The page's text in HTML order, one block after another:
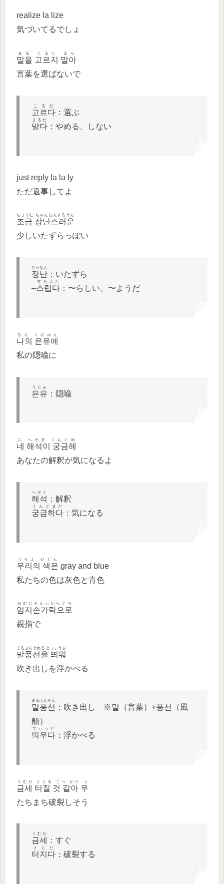
realize la lize
気づいてるでしょ
말을 고르지 말아
まる こるじ まら
言葉を選ばないで
고르다
こるだ
：選ぶ
말다
まるだ
：やめる、しない
just reply la la ly
ただ返事してよ
조금 장난스러운
ちょぐむ ちゃんなんすろうん
少しいたずらっぽい
장난
ちゃなん
：いたずら
–스럽다
すろぷた
：〜らしい、〜ようだ
나의 은유에
なえ うにゅえ
私の隠喩に
은유
うにゅ
：隠喩
네 해석이 궁금해
に へそぎ くんぐめ
あなたの解釈が気になるよ
해석
へそく
：解釈
궁금하다
くんぐまだ
：気になる
우리의 색은
うりえ せぐん
gray and blue
私たちの色は灰色と青色
엄지손가락으로
おむじそんっからぐろ
親指で
말풍선을 띄워
まるぷんそぬる とぅぃうぉ
吹き出しを浮かべる
말풍선
まるぷんそん
：吹き出し ※말（言葉）+풍선（風
船）
띄우다
てぃうだ
：浮かべる
금세 터질 것 같아 우
くむせ とじる こっ かた う
たちまち破裂しそう
금세
くむせ
：すぐ
터지다
とじだ
：破裂する